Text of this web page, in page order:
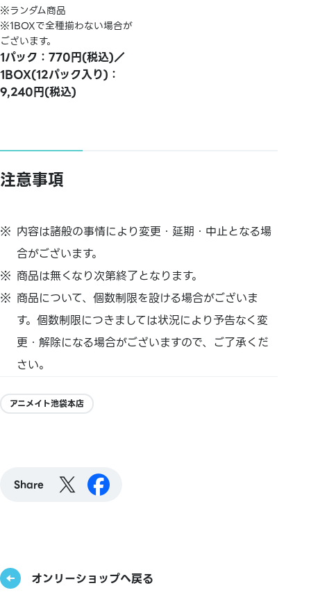
※ランダム商品
※1BOXで全種揃わない場合が
ございます。
1パック：770円(税込)／
1BOX(12パック入り)：
9,240円(税込)
注意事項
内容は諸般の事情により変更・延期・中止となる場
合がございます。
商品は無くなり次第終了となります。
商品について、個数制限を設ける場合がございま
す。個数制限につきましては状況により予告なく変
更・解除になる場合がございますので、ご了承くだ
さい。
アニメイト池袋本店
Share
オンリーショップへ戻る